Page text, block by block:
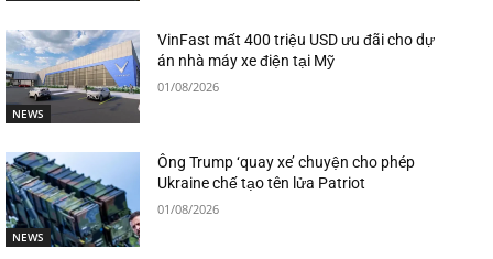
NEWS
VinFast mất 400 triệu USD ưu đãi cho dự
án nhà máy xe điện tại Mỹ
01/08/2026
NEWS
Ông Trump ‘quay xe’ chuyện cho phép
Ukraine chế tạo tên lửa Patriot
01/08/2026